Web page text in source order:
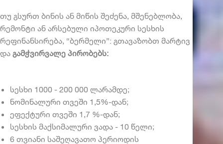
თუ გსურთ ბინის ან მიწის შეძენა, მშენებლობა,
რემონტი ან არსებული იპოთეკური სესხის
რეფინანსირება, “ბერმელი”: გთავაზობთ მარტივ
და გამჭვირვალე პირობებს:
სესხი 1000 - 200 000 ლარამდე;
ნომინალური თვეში 1,5%-დან;
ეფექტური თვეში 1,7 %-დან;
სესხის მაქსიმალური ვადა - 10 წელი;
6 თვიანი საშეღავათო პერიოდის